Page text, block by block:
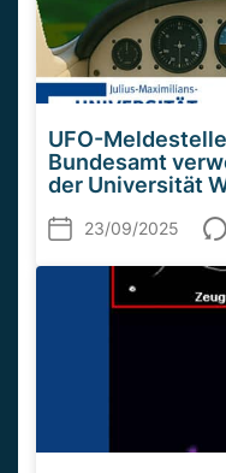
UFO-
Bundesamt
der Universität
23/09/2025